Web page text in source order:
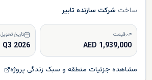
ساخت شرکت سازنده تابیر
قیمت
1,939,000 AED
تاریخ تحویل
Q3 2026
مشاهده جزئیات منطقه و سبک زندگی پروژه